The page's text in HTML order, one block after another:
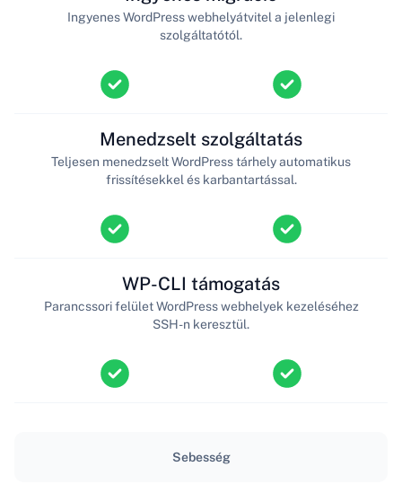
Ingyenes WordPress webhelyátvitel a jelenlegi
szolgáltatótól.
Menedzselt szolgáltatás
Teljesen menedzselt WordPress tárhely automatikus
frissítésekkel és karbantartással.
WP-CLI támogatás
Parancssori felület WordPress webhelyek kezeléséhez
SSH-n keresztül.
Sebesség